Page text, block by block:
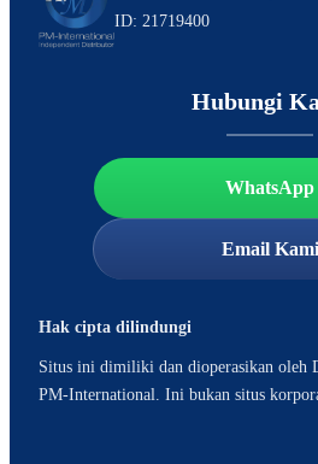
ID: 21719400
Hubungi
WhatsApp
Email Kami
Hak cipta dilindungi
Situs ini dimiliki dan dioperasikan oleh
PM-International. Ini bukan situs